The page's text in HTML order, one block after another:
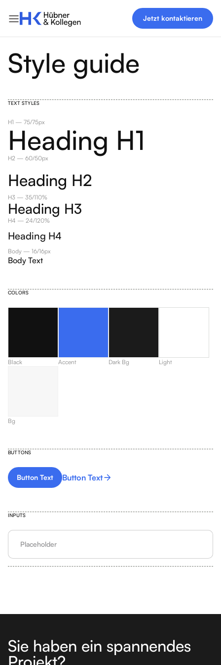
Jetzt kontaktieren
Style guide
TEXT STYLES
H1 — 75/75px
Heading H1
H2 — 60/50px
Heading H2
H3 — 35/110%
Heading H3
H4 — 24/120%
Heading H4
Body — 16/16px
Body Text
COLORS
Black Accent Dark Bg Light
Bg
BUTTONS
Button Text Button Text
INPUTS
Sie haben ein spannendes